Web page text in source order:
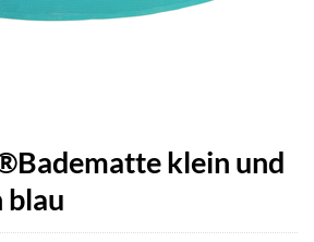
klein und
blau